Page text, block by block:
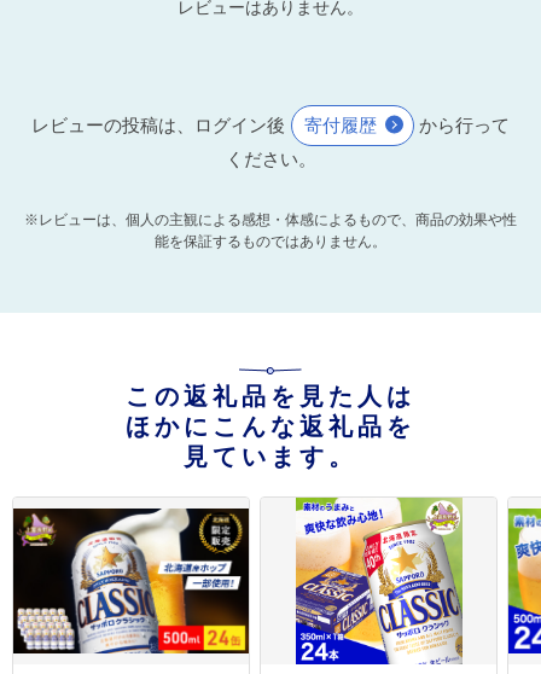
レビューはありません。
レビューの投稿は、ログイン後 寄付履歴
から行って
ください。
※レビューは、個人の主観による感想・体感によるもので、商品の効果や性
能を保証するものではありません。
この返礼品を見た人は
ほかにこんな返礼品を
見ています。